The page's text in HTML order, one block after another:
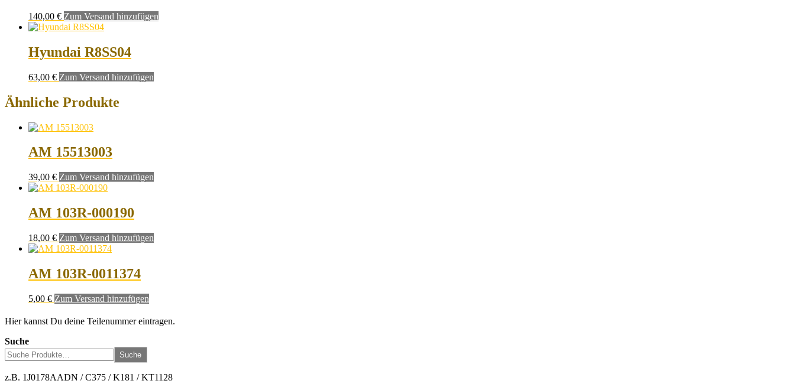
140,00 € Zum Versand hinzufügen
Hyundai R8SS04
63,00 € Zum Versand hinzufügen
Ähnliche Produkte
AM 15513003
39,00 € Zum Versand hinzufügen
AM 103R-000190
18,00 € Zum Versand hinzufügen
AM 103R-0011374
5,00 € Zum Versand hinzufügen
Hier kannst Du deine Teilenummer eintragen.
Suche
Suche
z.B. 1J0178AADN / C375 / K181 / KT1128